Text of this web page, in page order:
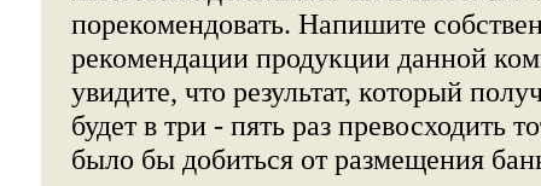
порекомендовать. Напишите
рекомендации продукции данной
увидите, что результат, который
будет в три - пять раз превосходить
было бы добиться от размещения